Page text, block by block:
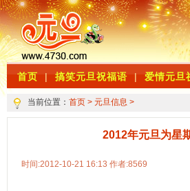
首页 | 搞笑元旦祝福语 | 爱情元旦
当前位置： 首页 > 元旦信息 >
2012年元旦为星
时间:2012-10-21 16:13 作者:8569